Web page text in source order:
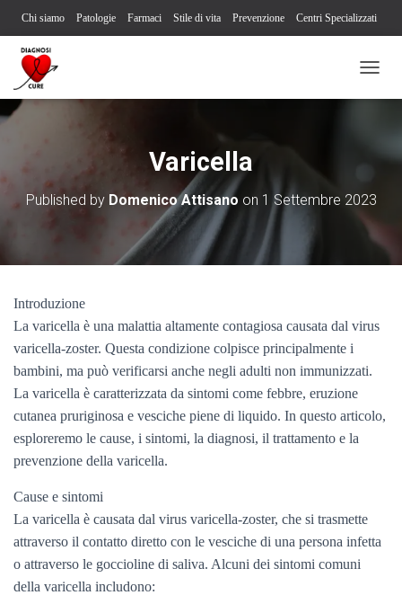
Chi siamo Patologie Farmaci Stile di vita Prevenzione Centri Specializzati
Associazioni Pazienti
A
I
T
Varicella
Published by Domenico Attisano on 1 Settembre 2023
Introduzione
La varicella è una malattia altamente contagiosa causata dal virus
varicella-zoster. Questa condizione colpisce principalmente i
bambini, ma può verificarsi anche negli adulti non immunizzati.
La varicella è caratterizzata da sintomi come febbre, eruzione
cutanea pruriginosa e vesciche piene di liquido. In questo articolo,
esploreremo le cause, i sintomi, la diagnosi, il trattamento e la
prevenzione della varicella.
Cause e sintomi
La varicella è causata dal virus varicella-zoster, che si trasmette
attraverso il contatto diretto con le vesciche di una persona infetta
o attraverso le goccioline di saliva. Alcuni dei sintomi comuni
della varicella includono: